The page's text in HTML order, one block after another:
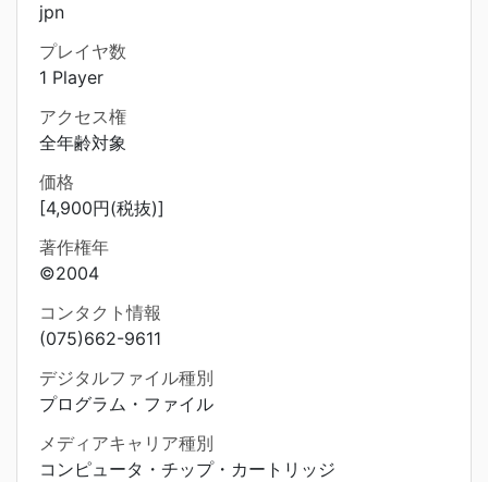
jpn
プレイヤ数
1 Player
アクセス権
全年齢対象
価格
[4,900円(税抜)]
著作権年
©2004
コンタクト情報
(075)662-9611
デジタルファイル種別
プログラム・ファイル
メディアキャリア種別
コンピュータ・チップ・カートリッジ